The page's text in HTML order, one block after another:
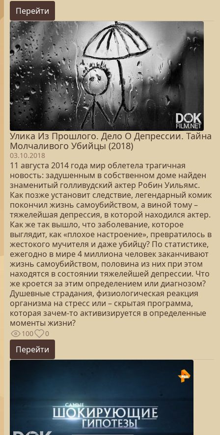
Перейти
Улика Из Прошлого. Дело О Депрессии. Тайна
Молчаливого Убийцы (2018)
03.10.2018
11 августа 2014 года мир облетела трагичная
новость: задушенным в собственном доме найден
знаменитый голливудский актер Робин Уильямс.
Как позже установит следствие, легендарный комик
покончил жизнь самоубийством, а виной тому –
тяжелейшая депрессия, в которой находился актер.
Как же так вышло, что заболевание, которое
выглядит, как «плохое настроение», превратилось в
жестокого мучителя и даже убийцу? По статистике,
ежегодно в мире 4 миллиона человек заканчивают
жизнь самоубийством, половина из них при этом
находятся в состоянии тяжелейшей депрессии. Что
же кроется за этим определением или диагнозом?
Душевные страдания, физиологическая реакция
организма на стресс или – скрытая программа,
которая зачем-то активизируется в определенные
моменты жизни?
100 0
Перейти